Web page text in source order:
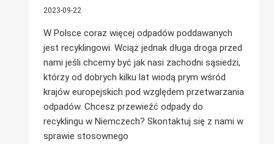
2023-09-22
W Polsce coraz więcej odpadów poddawanych
jest recyklingowi. Wciąż jednak długa droga przed
nami jeśli chcemy być jak nasi zachodni sąsiedzi,
którzy od dobrych kilku lat wiodą prym wśród
krajów europejskich pod względem przetwarzania
odpadów. Chcesz przewieźć odpady do
recyklingu w Niemczech? Skontaktuj się z nami w
sprawie stosownego